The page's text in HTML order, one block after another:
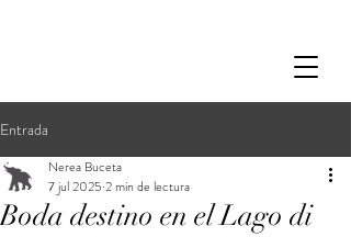
Entrada
Boda destino en el Lago di
Nerea Buceta
7 jul 2025 2 min de lectura